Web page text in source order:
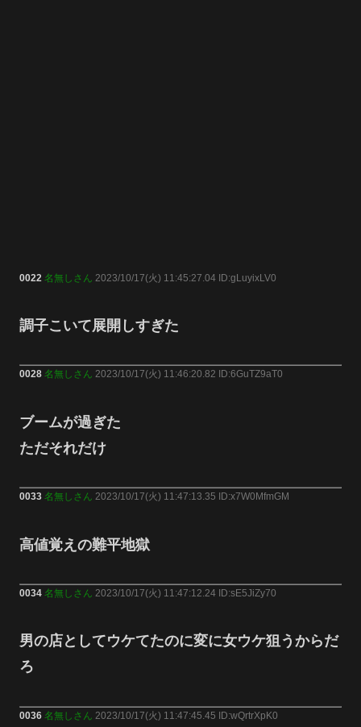
0022 名無しさん 2023/10/17(火) 11:45:27.04 ID:gLuyixLV0
調子こいて展開しすぎた
0028 名無しさん 2023/10/17(火) 11:46:20.82 ID:6GuTZ9aT0
ブームが過ぎた
ただそれだけ
0033 名無しさん 2023/10/17(火) 11:47:13.35 ID:x7W0MfmGM
高値覚えの難平地獄
0034 名無しさん 2023/10/17(火) 11:47:12.24 ID:sE5JiZy70
男の店としてウケてたのに変に女ウケ狙うからだ
ろ
0036 名無しさん 2023/10/17(火) 11:47:45.45 ID:wQrtrXpK0